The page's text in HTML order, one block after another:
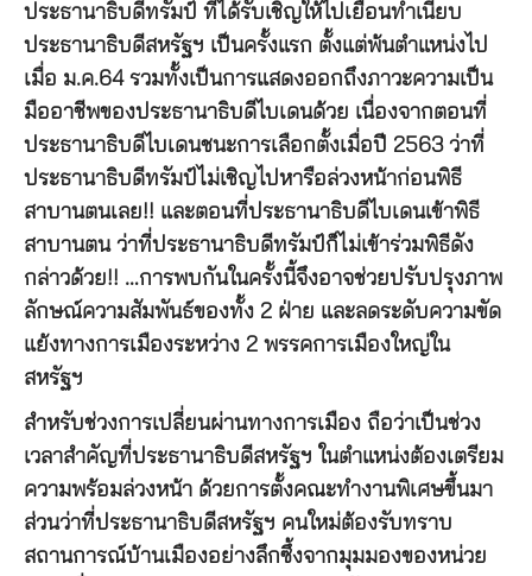
ประธานาธิบดีทรัมป์ ที่ได้รับเชิญให้ไปเยือนทำเนียบ
ประธานาธิบดีสหรัฐฯ เป็นครั้งแรก ตั้งแต่พ้นตำแหน่งไป
เมื่อ ม.ค.64 รวมทั้งเป็นการแสดงออกถึงภาวะความเป็น
มืออาชีพของประธานาธิบดีไบเดนด้วย เนื่องจากตอนที่
ประธานาธิบดีไบเดนชนะการเลือกตั้งเมื่อปี 2563 ว่าที่
ประธานาธิบดีทรัมป์ไม่เชิญไปหารือล่วงหน้าก่อนพิธี
สาบานตนเลย!! และตอนที่ประธานาธิบดีไบเดนเข้าพิธี
สาบานตน ว่าที่ประธานาธิบดีทรัมป์ก็ไม่เข้าร่วมพิธีดัง
กล่าวด้วย!! …การพบกันในครั้งนี้จึงอาจช่วยปรับปรุงภาพ
ลักษณ์ความสัมพันธ์ของทั้ง 2 ฝ่าย และลดระดับความขัด
แย้งทางการเมืองระหว่าง 2 พรรคการเมืองใหญ่ใน
สหรัฐฯ
สำหรับช่วงการเปลี่ยนผ่านทางการเมือง ถือว่าเป็นช่วง
เวลาสำคัญที่ประธานาธิบดีสหรัฐฯ ในตำแหน่งต้องเตรียม
ความพร้อมล่วงหน้า ด้วยการตั้งคณะทำงานพิเศษขึ้นมา
ส่วนว่าที่ประธานาธิบดีสหรัฐฯ คนใหม่ต้องรับทราบ
สถานการณ์บ้านเมืองอย่างลึกซึ้งจากมุมมองของหน่วย